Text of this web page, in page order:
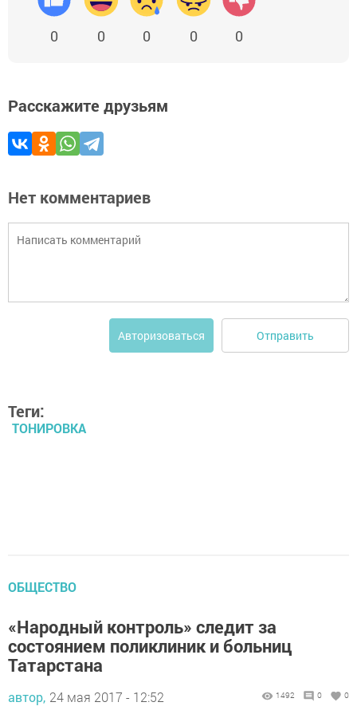
0 0 0 0 0
Расскажите друзьям
Нет комментариев
Авторизоваться Отправить
Теги:
ТОНИРОВКА
ОБЩЕСТВО
«Народный контроль» следит за
состоянием поликлиник и больниц
Татарстана
автор, 24 мая 2017 - 12:52 1492 0 0